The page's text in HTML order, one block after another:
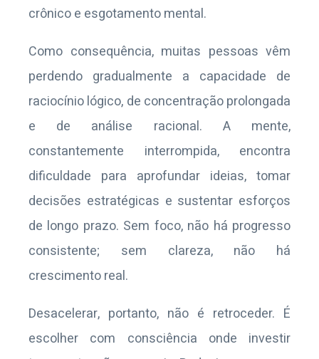
crônico e esgotamento mental.
Como consequência, muitas pessoas vêm
perdendo gradualmente a capacidade de
raciocínio lógico, de concentração prolongada
e de análise racional. A mente,
constantemente interrompida, encontra
dificuldade para aprofundar ideias, tomar
decisões estratégicas e sustentar esforços
de longo prazo. Sem foco, não há progresso
consistente; sem clareza, não há
crescimento real.
Desacelerar, portanto, não é retroceder. É
escolher com consciência onde investir